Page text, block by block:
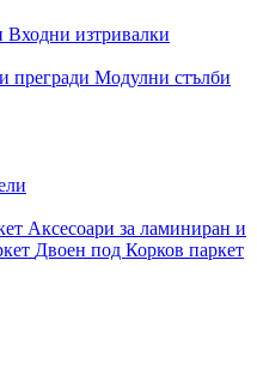
Входни изтривалки
прегради Модулни стълби
Аксесоари за ламиниран и
Двоен под Корков паркет